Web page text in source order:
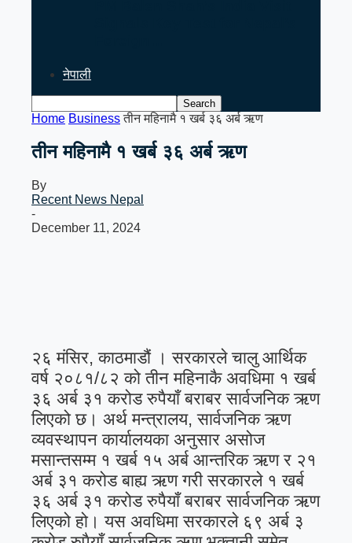
नेपाली
Home Business तीन महिनामै १ खर्ब ३६ अर्ब ऋण
तीन महिनामै १ खर्ब ३६ अर्ब ऋण
By
Recent News Nepal
-
December 11, 2024
२६ मंसिर, काठमाडौं । सरकारले चालु आर्थिक
वर्ष २०८१/८२ को तीन महिनाकै अवधिमा १ खर्ब
३६ अर्ब ३१ करोड रुपैयाँ बराबर सार्वजनिक ऋण
लिएको छ। अर्थ मन्त्रालय, सार्वजनिक ऋण
व्यवस्थापन कार्यालयका अनुसार असोज
मसान्तसम्म १ खर्ब १५ अर्ब आन्तरिक ऋण र २१
अर्ब ३१ करोड बाह्य ऋण गरी सरकारले १ खर्ब
३६ अर्ब ३१ करोड रुपैयाँ बराबर सार्वजनिक ऋण
लिएको हो। यस अवधिमा सरकारले ६९ अर्ब ३